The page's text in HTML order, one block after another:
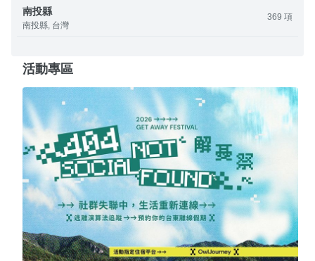
南投縣
南投縣, 台灣
369 項
活動專區